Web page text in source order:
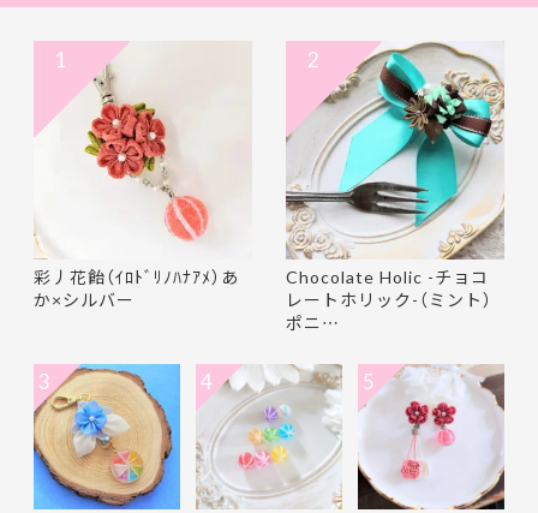
彩丿花飴（ｲﾛﾄﾞﾘﾉﾊﾅｱﾒ）あ
か×シルバー
1
Chocolate Holic -チョコ
レートホリック-（ミント）
ポニ…
2
3 4 5